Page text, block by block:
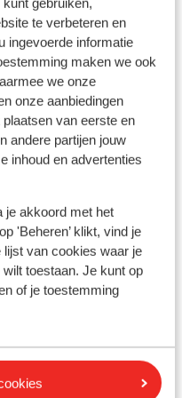
te verbeteren en
ingevoerde informatie
maken we ook
we onze
onze aanbiedingen
van eerste en
andere partijen jouw
inhoud en advertenties
je akkoord met het
'Beheren’ klikt, vind je
lijst van cookies waar je
toestaan. Je kunt op
of je toestemming
in het hotel,
Tolo is een mooie
ten zuiden van
de
van de stad
een schilderachtig,
de haven kunt
Romvi en Daskalio,
ligt het vissersdorp
Nafplion/Tolo. DAG 7
je Nafplion, het
voet van een klif
hoofdstad van de
1823 en 1834. Je
op de Argolische
bewonderen.
Nafplion/Tolo. DAG 8
in